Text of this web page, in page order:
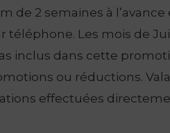
de 2 semaines à
téléphone. Les mois de
inclus dans cette
ou réductions.
effectuées